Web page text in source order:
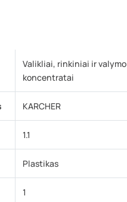
Valikliai, rinkiniai ir valymo
koncentratai
KARCHER
1.1
Plastikas
1